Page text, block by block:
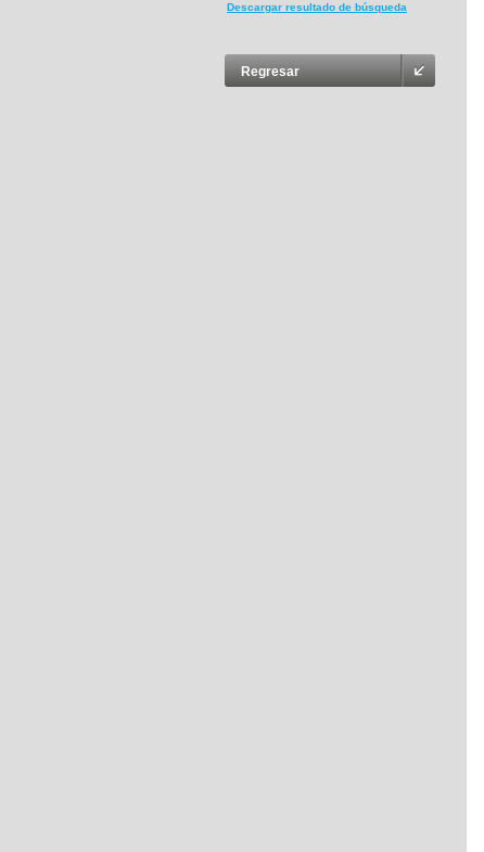
Descargar resultado de búsqueda
Regresar